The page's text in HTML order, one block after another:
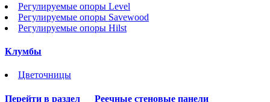
Регулируемые опоры Level
Регулируемые опоры Savewood
Регулируемые опоры Hilst
Клумбы
Цветочницы
Перейти в раздел Реечные стеновые панели